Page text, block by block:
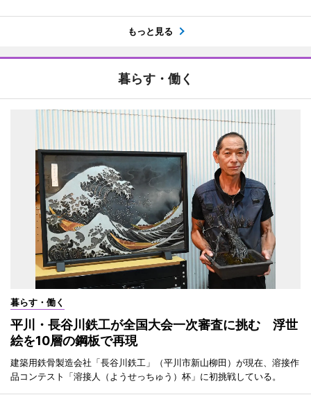
もっと見る
暮らす・働く
暮らす・働く
平川・長谷川鉄工が全国大会一次審査に挑む 浮世
絵を10層の鋼板で再現
建築用鉄骨製造会社「長谷川鉄工」（平川市新山柳田）が現在、溶接作
品コンテスト「溶接人（ようせっちゅう）杯」に初挑戦している。